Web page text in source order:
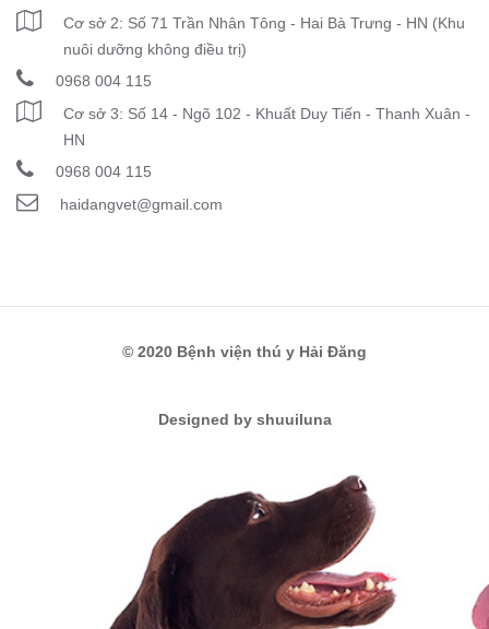
Cơ sở 2: Số 71 Trần Nhân Tông - Hai Bà Trưng - HN (Khu
nuôi dưỡng không điều trị)
0968 004 115
Cơ sở 3: Số 14 - Ngõ 102 - Khuất Duy Tiến - Thanh Xuân -
HN
0968 004 115
haidangvet@gmail.com
© 2020 Bệnh viện thú y Hải Đăng
Designed by shuuiluna